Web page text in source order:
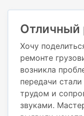
Отличный
Хочу
ремонте
возникла
передачи
трудом и
звуками.